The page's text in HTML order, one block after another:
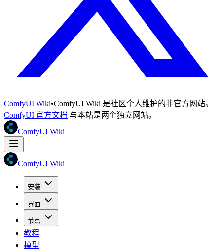
ComfyUI Wiki•ComfyUI Wiki 是社区个人维护的非官方网站。
ComfyUI 官方文档 与本站是两个独立网站。
ComfyUI Wiki
ComfyUI Wiki
安装
界面
节点
教程
模型